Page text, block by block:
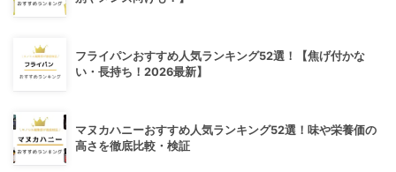
フライパンおすすめ人気ランキング52選！【焦げ付かな
い・長持ち！2026最新】
マヌカハニーおすすめ人気ランキング52選！味や栄養価の
高さを徹底比較・検証